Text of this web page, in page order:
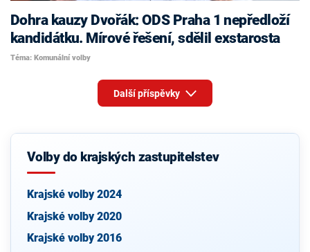
Dohra kauzy Dvořák: ODS Praha 1 nepředloží
kandidátku. Mírové řešení, sdělil exstarosta
Téma: Komunální volby
Další příspěvky
Volby do krajských zastupitelstev
Krajské volby 2024
Krajské volby 2020
Krajské volby 2016